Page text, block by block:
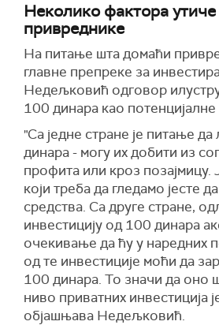
Неколико фактора
привреднике
На питање шта домаћи
главне препреке за
Недељковић одговор
100 динара као потенцијалне
"Са једне стране је питање
динара - могу их добити из
профита или кроз позајмицу.
који треба да гледамо јесте
средства. Са друге стране,
инвестицију од 100 динара
очекивање да ћу у наредних
од те инвестиције моћи да
100 динара. То значи да оно
ниво приватних инвестиција
објашњава Недељковић.